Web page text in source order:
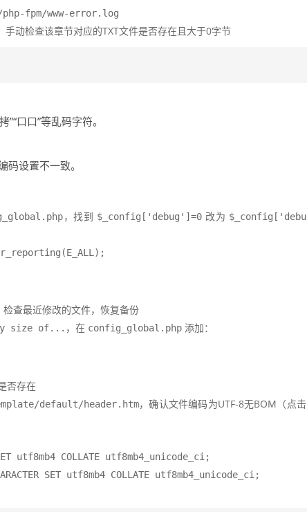
fpm/www-error.log
手动检查该章节对应的TXT文件是否存在且大于0字节
口口”等乱码字符。
码设置不一致。
，找到 $_config['debug']=0 改为 $_config['debu
检查最近修改的文件，恢复备份
size of... ，在 config_global.php添加：
否存在
default/header.htm，确认文件编码为UTF-8无BOM（点击
SET utf8mb4 COLLATE utf8mb4_unicode_ci;
SET utf8mb4 COLLATE utf8mb4_unicode_ci;